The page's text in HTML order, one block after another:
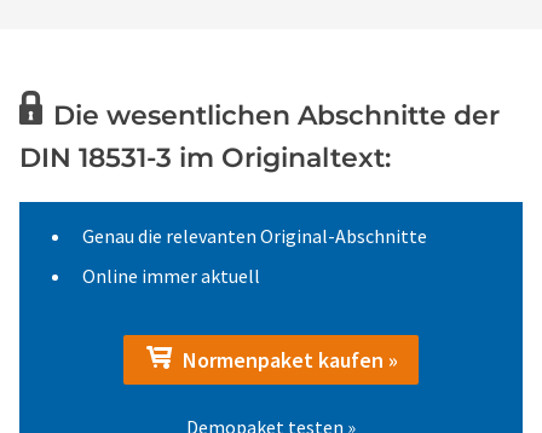
Die wesentlichen Abschnitte der
DIN 18531-3 im Originaltext:
Genau die relevanten Original-Abschnitte
Online immer aktuell
Normenpaket kaufen »
Demopaket testen »